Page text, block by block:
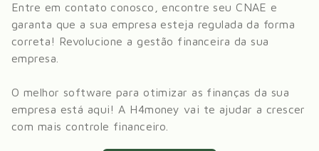
Entre em contato conosco, encontre seu CNAE e
garanta que a sua empresa esteja regulada da forma
correta! Revolucione a gestão financeira da sua
empresa.
O melhor software para otimizar as finanças da sua
empresa está aqui! A H4money vai te ajudar a crescer
com mais controle financeiro.